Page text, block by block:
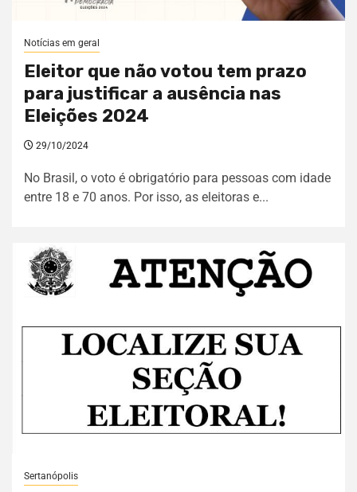
Notícias em geral
Eleitor que não votou tem prazo
para justificar a ausência nas
Eleições 2024
29/10/2024
No Brasil, o voto é obrigatório para pessoas com idade
entre 18 e 70 anos. Por isso, as eleitoras e...
Sertanópolis